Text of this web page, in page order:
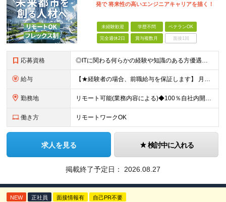
発で 将来性の高いエンジニアキャリアを描く！
未経験歓迎 学歴不問 ベテランOK
完全週休2日 賞与複数月 面接1回
応募資格 ◎ITに関わる何らかの経験や知識のある方優遇！ ★20代～30代活躍中 ★未経験歓迎 ■学歴不問
給与 【★経験者の場合、前職給与を保証します】 月給30万円以上＋賞与年2回（※5ヶ月分支給実績あり） ※上記は最低保証額です。 ご経験やスキルに応じて当社規定内で決定します ※試用期間3ヶ月間あり・労
勤務地 リモート可能(業務内容による)◆100％自社内開発 所在地：神奈川県横浜市港北区新横浜3-8-11 メットライフ新横浜ビル10F (変更の範囲)上記を除く当社関連勤務地 ※機器の導入立会いのため出
働き方 リモートワークOK
求人を見る 検討中に入れる
掲載終了予定日： 2026.08.27
NEW 正社員 面接情報有 自己PR不要